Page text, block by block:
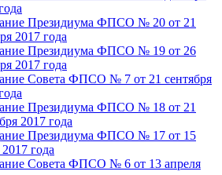
Президиума ФПСО № 20 от 21
2017 года
Президиума ФПСО № 19 от 26
2017 года
Совета ФПСО № 7 от 21 сентября
Президиума ФПСО № 18 от 21
2017 года
Президиума ФПСО № 17 от 15
года
Совета ФПСО № 6 от 13 апреля